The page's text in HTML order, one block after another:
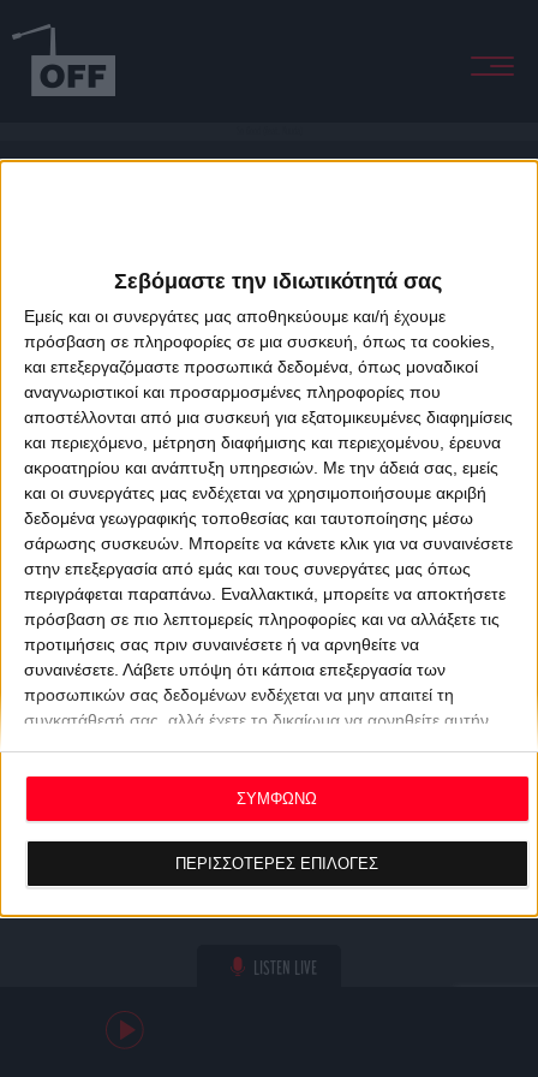
Σεβόμαστε την ιδιωτικότητά σας
Εμείς και οι συνεργάτες μας αποθηκεύουμε και/ή έχουμε
πρόσβαση σε πληροφορίες σε μια συσκευή, όπως τα cookies,
και επεξεργαζόμαστε προσωπικά δεδομένα, όπως μοναδικοί
αναγνωριστικοί και προσαρμοσμένες πληροφορίες που
αποστέλλονται από μια συσκευή για εξατομικευμένες διαφημίσεις
και περιεχόμενο, μέτρηση διαφήμισης και περιεχομένου, έρευνα
ακροατηρίου και ανάπτυξη υπηρεσιών. Με την άδειά σας, εμείς
και οι συνεργάτες μας ενδέχεται να χρησιμοποιήσουμε ακριβή
δεδομένα γεωγραφικής τοποθεσίας και ταυτοποίησης μέσω
σάρωσης συσκευών. Μπορείτε να κάνετε κλικ για να συναινέσετε
στην επεξεργασία από εμάς και τους συνεργάτες μας όπως
περιγράφεται παραπάνω. Εναλλακτικά, μπορείτε να αποκτήσετε
πρόσβαση σε πιο λεπτομερείς πληροφορίες και να αλλάξετε τις
προτιμήσεις σας πριν συναινέσετε ή να αρνηθείτε να
συναινέσετε. Λάβετε υπόψη ότι κάποια επεξεργασία των
προσωπικών σας δεδομένων ενδέχεται να μην απαιτεί τη
συγκατάθεσή σας, αλλά έχετε το δικαίωμα να αρνηθείτε αυτήν
ανακαλέσετε τη συγκατάθεσή σας ανά πάσα στιγμή
επιστρέφοντας σε αυτόν τον ιστότοπο και κάνοντας κλικ στο
κουμπί "Απορρήτου" στο κάτω μέρος της ιστοσελίδας.
ΠΕΡΙΣΣΟΤΕΡΕΣ ΕΠΙΛΟΓΕΣ
ΣΥΜΦΩΝΩ
LISTEN LIVE
About Offradio Business Class Terms & Conditions
Privacy Policy
Designed & developed byporcupine colors&Fotis Alexandrou